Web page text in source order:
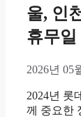
울, 인
휴무일
2026년 05
2024년 롯
께 중요한